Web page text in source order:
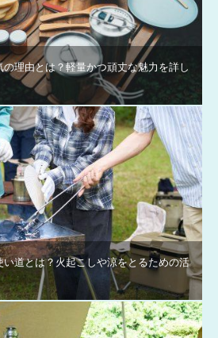
理由とは？軽量かつ頑丈な魅力を詳し
い道とは？火起こしや涼をとるための活